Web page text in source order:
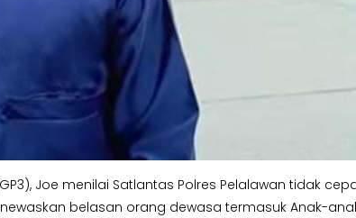
Joe menilai Satlantas Polres Pelalawan tidak
belasan orang dewasa termasuk Anak-